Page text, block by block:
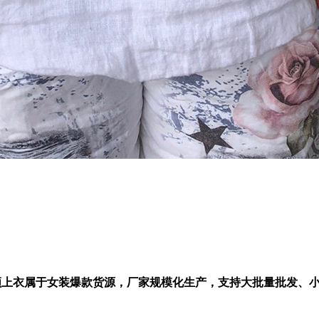
衣属于女装爆款货源，厂家规模化生产，支持大批量批发、